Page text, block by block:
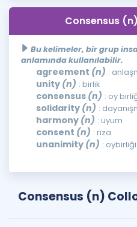
Consensus (n)
Bu kelimeler, bir grup
anlamında kullanılabilir.
agreement (n) :
unity (n) : birlik
consensus (n) : oy
solidarity (n) :
harmony (n) : uyum
consent (n) : rıza
unanimity (n) : oybirliği
Consensus (n)